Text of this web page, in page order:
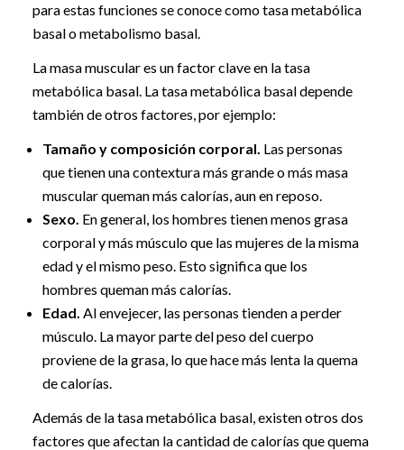
para estas funciones se conoce como tasa metabólica
basal o metabolismo basal.
La masa muscular es un factor clave en la tasa
metabólica basal. La tasa metabólica basal depende
también de otros factores, por ejemplo:
Tamaño y composición corporal. Las personas
que tienen una contextura más grande o más masa
muscular queman más calorías, aun en reposo.
Sexo. En general, los hombres tienen menos grasa
corporal y más músculo que las mujeres de la misma
edad y el mismo peso. Esto significa que los
hombres queman más calorías.
Edad. Al envejecer, las personas tienden a perder
músculo. La mayor parte del peso del cuerpo
proviene de la grasa, lo que hace más lenta la quema
de calorías.
Además de la tasa metabólica basal, existen otros dos
factores que afectan la cantidad de calorías que quema